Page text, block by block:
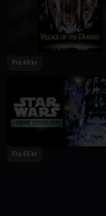
Fra 49 kr
Fra 55 kr